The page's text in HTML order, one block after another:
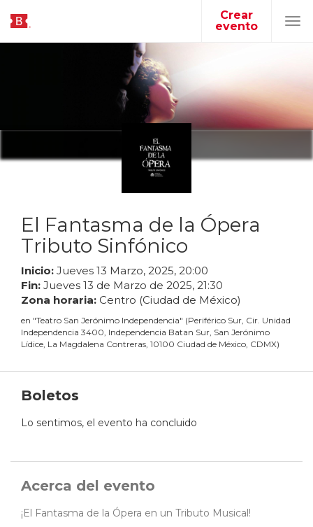
Crear
evento
El Fantasma de la Ópera
Tributo Sinfónico
Inicio: Jueves 13 Marzo, 2025, 20:00
Fin: Jueves 13 de Marzo de 2025, 21:30
Zona horaria: Centro (Ciudad de México)
en "Teatro San Jerónimo Independencia" (Periférico Sur, Cir. Unidad
Independencia 3400, Independencia Batan Sur, San Jerónimo
Lídice, La Magdalena Contreras, 10100 Ciudad de México, CDMX)
Boletos
Lo sentimos, el evento ha concluido
Acerca del evento
¡El Fantasma de la Ópera en un Tributo Musical!